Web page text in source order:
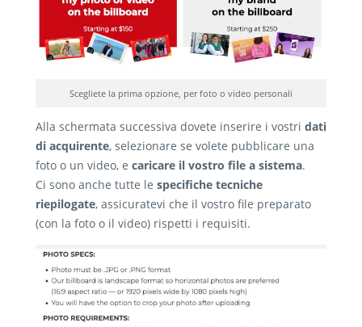
Scegliete la prima opzione, per foto o video personali
Alla schermata successiva dovete inserire i vostri dati
di acquirente, selezionare se volete pubblicare una
foto o un video, e caricare il vostro file a sistema.
Ci sono anche tutte le specifiche tecniche
riepilogate, assicuratevi che il vostro file preparato
(con la foto o il video) rispetti i requisiti.